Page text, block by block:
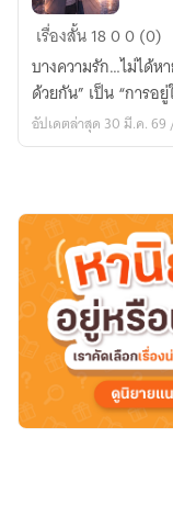
🌙
เรา
ย้อน
เวลา
ได้
อีก
ครั้ง”
เรื่องสั้น1800 (0)
บางความรัก…ไม่ได้หายไปไหน มันแค่เปลี่ยนรู
ด้วยกัน” เป็น
อัปเดตล่าสุด 30 มี.ค. 69